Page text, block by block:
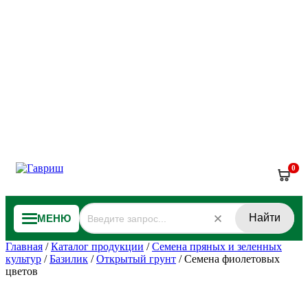
0
МЕНЮ Найти
Главная /Каталог продукции /Семена пряных и зеленных
культур /Базилик /Открытый грунт /Семена фиолетовых
цветов